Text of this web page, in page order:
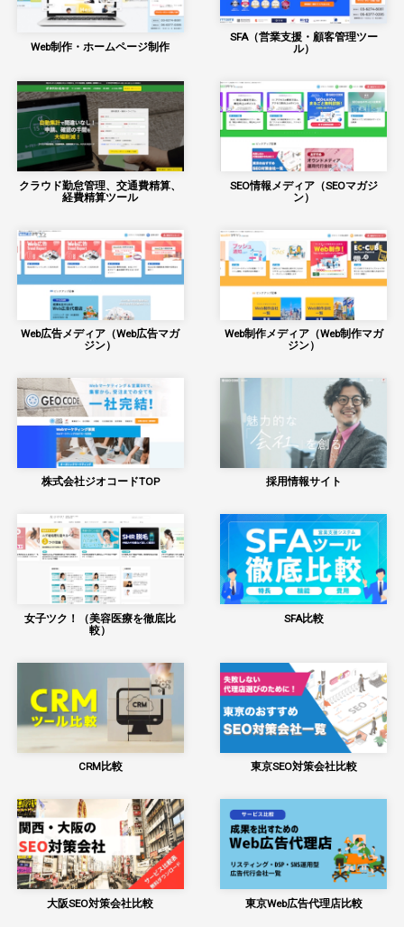
Web制作・ホームページ制作
SFA（営業支援・顧客管理ツー
ル）
クラウド勤怠管理、交通費精算、
経費精算ツール
SEO情報メディア（SEOマガジ
ン）
Web広告メディア（Web広告マガ
ジン）
Web制作メディア（Web制作マガ
ジン）
株式会社ジオコードTOP 採用情報サイト
女子ツク！（美容医療を徹底比
較）
SFA比較
CRM比較 東京SEO対策会社比較
大阪SEO対策会社比較 東京Web広告代理店比較